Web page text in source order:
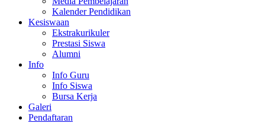
Kalender Pendidikan
Kesiswaan
Ekstrakurikuler
Prestasi Siswa
Alumni
Info
Info Guru
Info Siswa
Bursa Kerja
Galeri
Pendaftaran